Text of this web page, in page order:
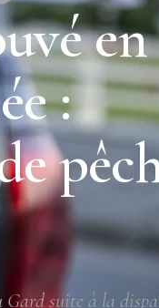
en
:
Gard suite à la